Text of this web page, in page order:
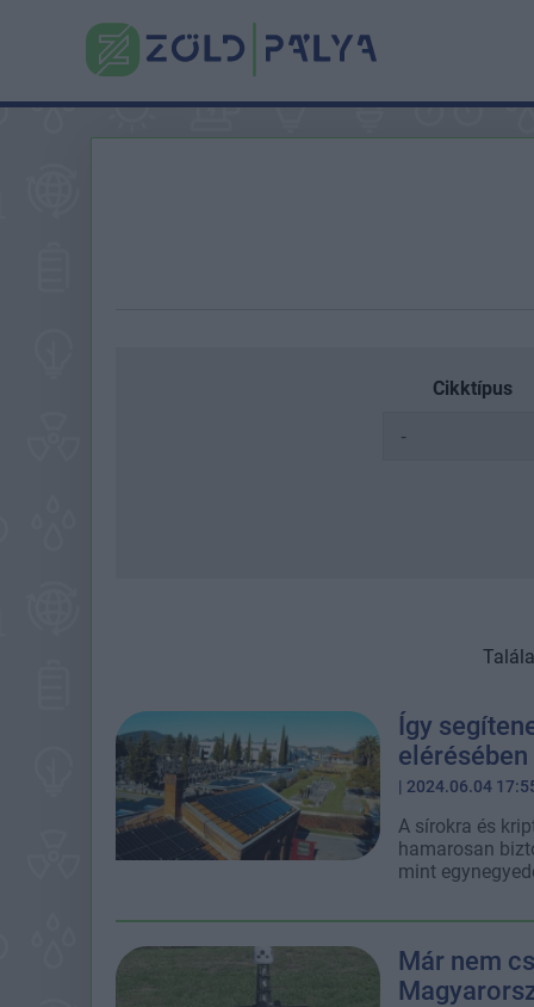
Cikktípus
Így
elérésében
| 2024.06.04
A sírokra és
hamarosan
mint
Már nem